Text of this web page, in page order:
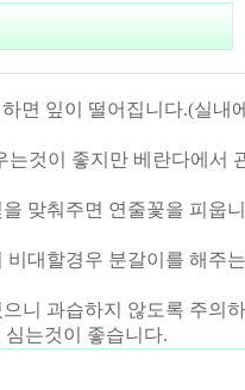
면 잎이 떨어집니다.(실내
는것이 좋지만 베란다에서
을 맞춰주면 연줄꽃을 피웁
비대할경우 분갈이를 해주
니 과습하지 않도록 주의
심는것이 좋습니다.